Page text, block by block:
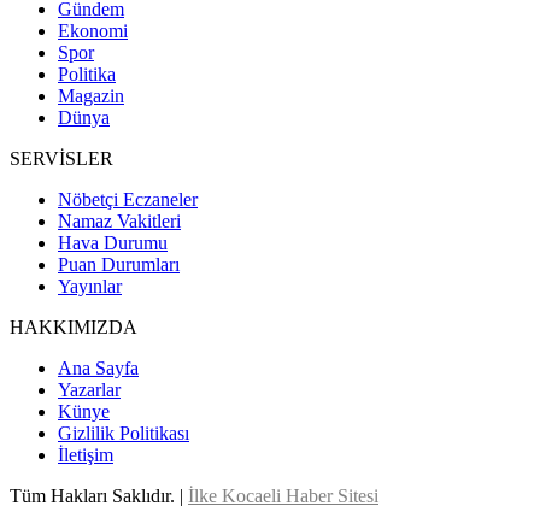
Gündem
Ekonomi
Spor
Politika
Magazin
Dünya
SERVİSLER
Nöbetçi Eczaneler
Namaz Vakitleri
Hava Durumu
Puan Durumları
Yayınlar
HAKKIMIZDA
Ana Sayfa
Yazarlar
Künye
Gizlilik Politikası
İletişim
Tüm Hakları Saklıdır. | İlke Kocaeli Haber Sitesi